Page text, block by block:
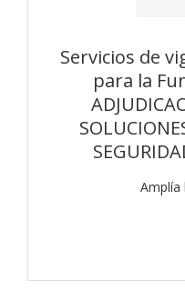
Servicios de
para la
Amplía